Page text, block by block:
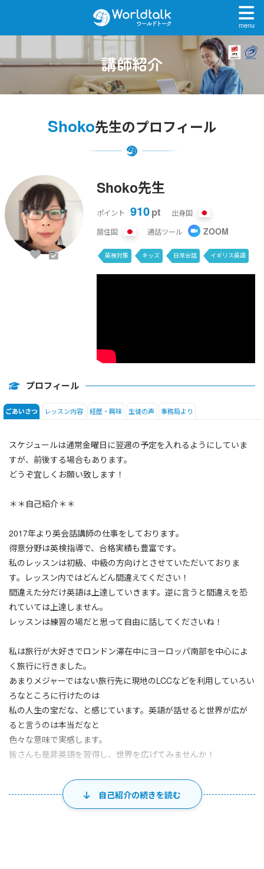
menu
講師紹介
Shoko先生のプロフィール
Shoko先生
ポイント 910pt
出身国
居住国
通話ツール ZOOM
英検対策 キッズ 日常会話 イギリス英語
SIDE by SIDE DAILY NEWS
プロフィール
ごあいさつ レッスン内容 経歴・興味 生徒の声 事務局より
スケジュールは通常金曜日に翌週の予定を入れるようにしていま
すが、前後する場合もあります。
どうぞ宜しくお願い致します！
＊＊自己紹介＊＊
2017年より英会話講師の仕事をしております。
得意分野は英検指導で、合格実績も豊富です。
私のレッスンは初級、中級の方向けとさせていただいておりま
す。レッスン内ではどんどん間違えてください！
間違えた分だけ英語は上達していきます。逆に言うと間違えを恐
れていては上達しません。
レッスンは練習の場だと思って自由に話してくださいね！
私は旅行が大好きでロンドン滞在中にヨーロッパ南部を中心によ
く旅行に行きました。
あまりメジャーではない旅行先に現地のLCCなどを利用していろい
ろなところに行けたのは
私の人生の宝だな、と感じています。英語が話せると世界が広が
ると言うのは本当だなと
色々な意味で実感します。
皆さんも是非英語を習得し、世界を広げてみませんか！
自己紹介の続きを読む